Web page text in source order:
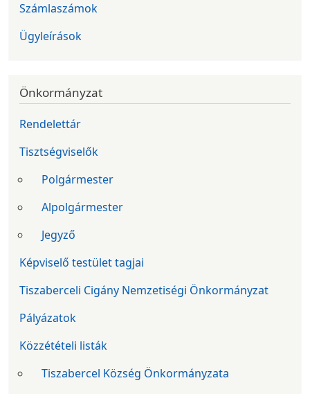
Számlaszámok
Ügyleírások
Önkormányzat
Rendelettár
Tisztségviselők
Polgármester
Alpolgármester
Jegyző
Képviselő testület tagjai
Tiszaberceli Cigány Nemzetiségi Önkormányzat
Pályázatok
Közzétételi listák
Tiszabercel Község Önkormányzata